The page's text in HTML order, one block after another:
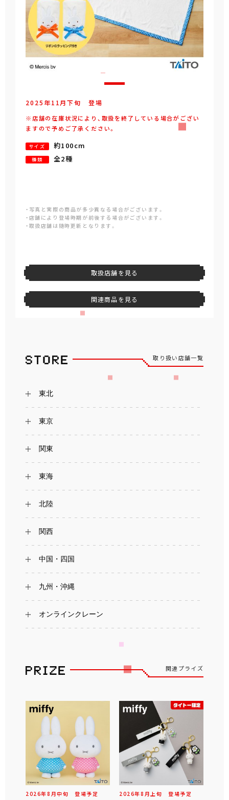
2025年11月下旬 登場
※店舗の在庫状況により、取扱を終了している場合がござい
ますので予めご了承ください。
サイズ 約100cm
種類 全2種
・写真と実際の商品が多少異なる場合がございます。
・店舗により登場時期が前後する場合がございます。
・取扱店舗は随時更新となります。
取扱店舗を見る
関連商品を見る
取り扱い店舗一覧
東北
東京
関東
東海
北陸
関西
中国・四国
九州・沖縄
オンラインクレーン
関連プライズ
2026年8 月中旬 登場予定 2026年8 月 上旬 登場予定